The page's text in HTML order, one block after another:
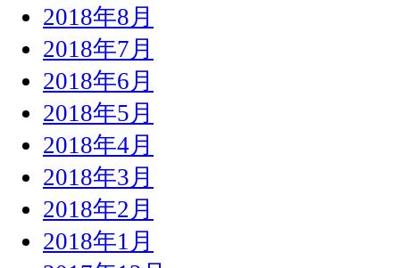
2018年8月
2018年7月
2018年6月
2018年5月
2018年4月
2018年3月
2018年2月
2018年1月